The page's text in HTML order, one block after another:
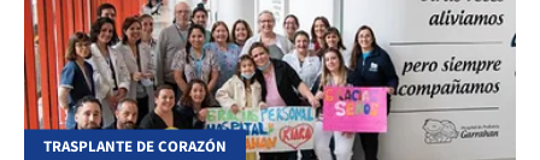
TRASPLANTE DE CORAZÓN